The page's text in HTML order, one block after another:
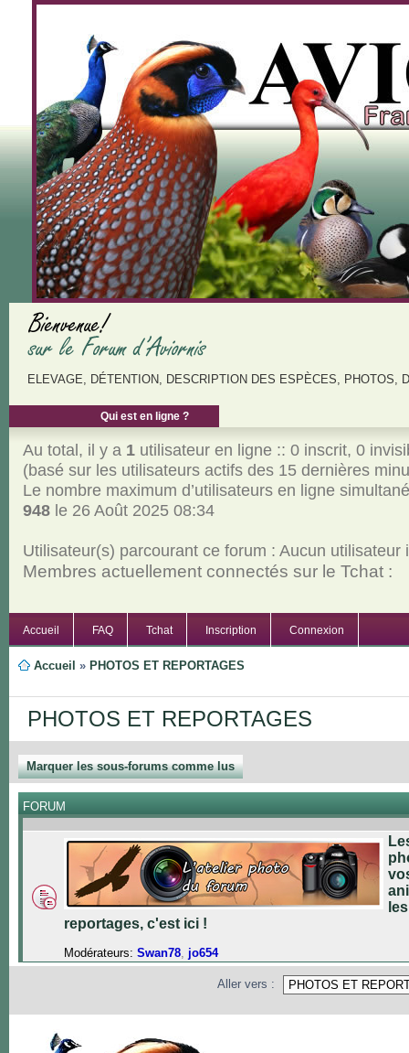
ELEVAGE, DÉTENTION, DESCRIPTION DES ESPÈCES, PHOTOS,
Qui est en ligne ?
Au total, il y a 1utilisateur en ligne :: 0 inscrit, 0
(basé sur les utilisateurs actifs des 15 dernières
Le nombre maximum d’utilisateurs en ligne
948le 26 Août 2025 08:34
Utilisateur(s) parcourant ce forum : Aucun utilisateur
Membres actuellement connectés sur le Tchat :
Accueil FAQ Tchat Inscription Connexion
Accueil » PHOTOS ET REPORTAGES
PHOTOS ET REPORTAGES
Marquer les sous-forums comme lus
FORUM
les
reportages, c'est ici !
Modérateurs: Swan78, jo654
Aller vers :